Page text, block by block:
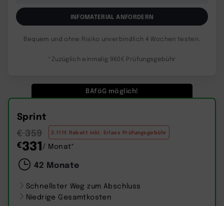
INFOMATERIAL ANFORDERN
Bequem und ohne Risiko unverbindlich 4 Wochen testen.
*Zuzüglich einmalig 960€ Prüfungsgebühr
BAföG möglich!
Sprint
€ 359
2.111€ Rabatt inkl. Erlass Prüfungsgebühr
€331/ Monat*
42 Monate
Schnellster Weg zum Abschluss
Niedrige Gesamtkosten